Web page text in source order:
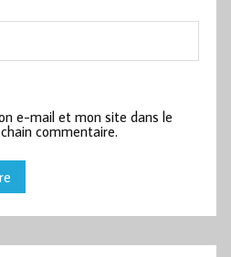
e-mail et mon site dans le
commentaire.